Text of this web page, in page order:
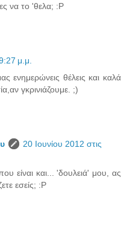
να το 'θελα; :P
μ.μ.
ενημερώνεις θέλεις και καλά
γκρινιάζουμε. ;)
20 Ιουνίου 2012 στις
είναι και... 'δουλειά' μου, ας
εσείς; :P